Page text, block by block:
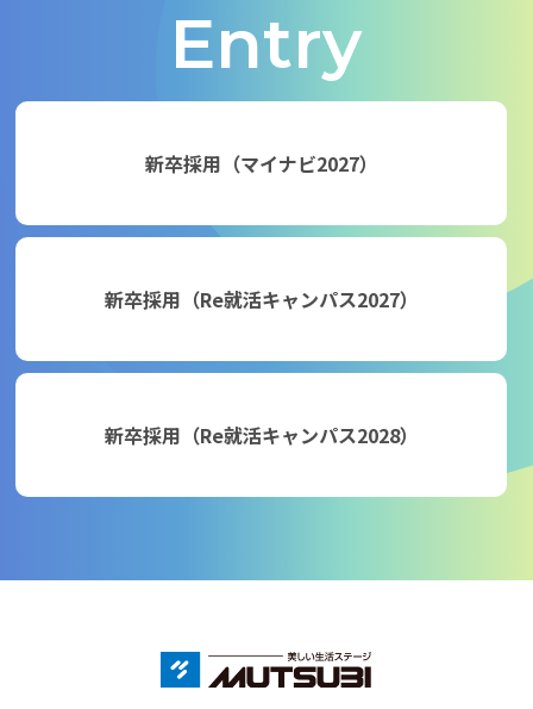
Entry
新卒採用（マイナビ2027）
新卒採用（Re就活キャンパス2027）
新卒採用（Re就活キャンパス2028）